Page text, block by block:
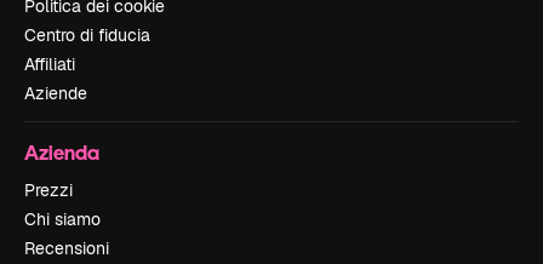
Politica dei cookie
Centro di fiducia
Affiliati
Aziende
Azienda
Prezzi
Chi siamo
Recensioni